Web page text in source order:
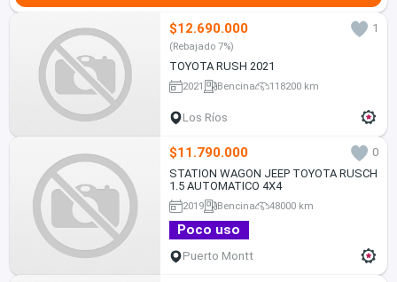
$12.690.000 1
(Rebajado 7%)
TOYOTA RUSH 2021
2021 Bencina 118200 km
Los Ríos
$11.790.000
0
STATION WAGON JEEP TOYOTA RUSCH
1.5 AUTOMATICO 4X4
2019 Bencina 48000 km
Poco uso
Puerto Montt